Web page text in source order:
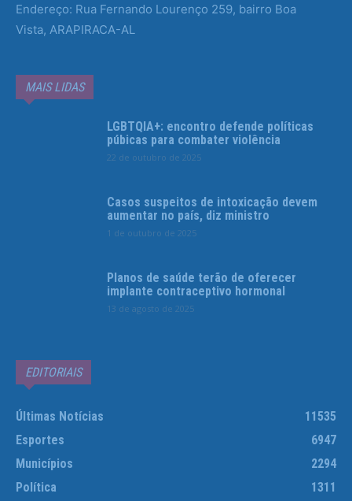
Endereço: Rua Fernando Lourenço 259, bairro Boa
Vista, ARAPIRACA-AL
MAIS LIDAS
LGBTQIA+: encontro defende políticas
púbicas para combater violência
22 de outubro de 2025
Casos suspeitos de intoxicação devem
aumentar no país, diz ministro
1 de outubro de 2025
Planos de saúde terão de oferecer
implante contraceptivo hormonal
13 de agosto de 2025
EDITORIAIS
Últimas Notícias
11535
Esportes
6947
Municípios
2294
Política
1311